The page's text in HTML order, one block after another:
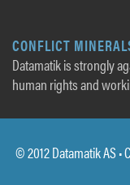
CONFLICT
Datamatik is strongly
human rights and
© 2012 Datamatik AS •